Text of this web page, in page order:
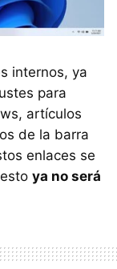
internos, ya
para
artículos
de la barra
enlaces se
ya no será